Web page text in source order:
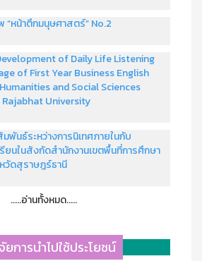
“หน้าตึกมนุษศาสตร์” No.2
of Daily Life Listening
of First Year Business English
and Social Sciences
University
พันธ์ระหว่างการนิเทศภายในกับ
ยนในสังกัดสำนักงานเขตพื้นที่การศึกษา
วัดสุราษฎร์ธานี
.....อ่านทั้งหมด.....
ยการนำไปใช้ประโยชน์